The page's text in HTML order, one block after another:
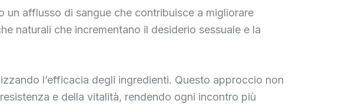
un afflusso di sangue che contribuisce a migliorare
naturali che incrementano il desiderio sessuale e la
l’efficacia degli ingredienti. Questo approccio non
e della vitalità, rendendo ogni incontro più